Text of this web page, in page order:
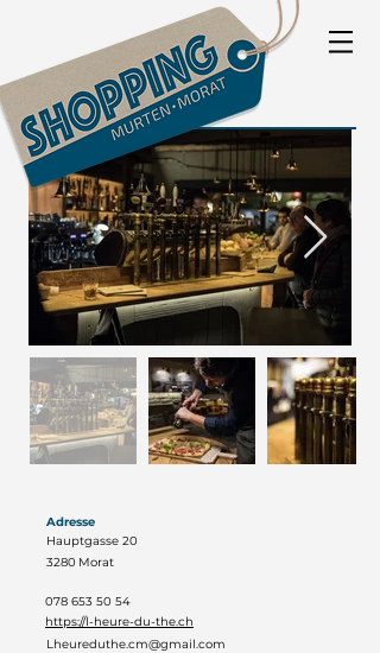
Adresse
Morat
3280
Hauptgasse 20
078 653 50 54
https://l-heure-du-the.ch
Lheureduthe.cm@gmail.com